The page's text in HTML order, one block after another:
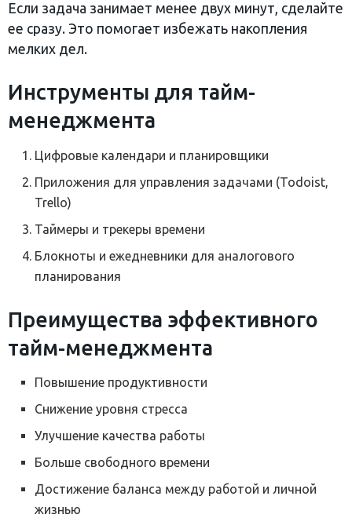
Если задача занимает менее двух минут, сделайте
ее сразу. Это помогает избежать накопления
мелких дел.
Инструменты для тайм-
менеджмента
Цифровые календари и планировщики
Приложения для управления задачами (Todoist,
Trello)
Таймеры и трекеры времени
Блокноты и ежедневники для аналогового
планирования
Преимущества эффективного
тайм-менеджмента
Повышение продуктивности
Снижение уровня стресса
Улучшение качества работы
Больше свободного времени
Достижение баланса между работой и личной
жизнью